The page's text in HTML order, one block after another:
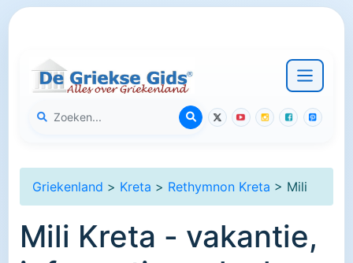
Griekenland > Kreta > Rethymnon Kreta > Mili
Mili Kreta - vakantie,